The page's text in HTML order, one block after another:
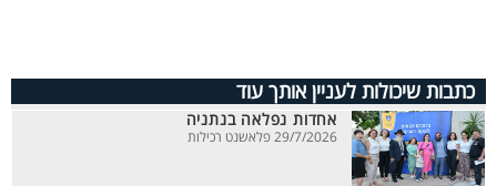
כתבות שיכולות לעניין אותך עוד
אחדות נפלאה בנתניה
29/7/2026 פלאשנט רכילות